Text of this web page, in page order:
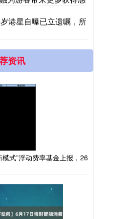
港星自曝已立遗嘱，所
资讯
式”浮动费率基金上报，26